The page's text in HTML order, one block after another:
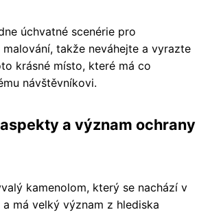
úchvatné scenérie pro
takže neváhejte a vyrazte
krásné místo, které má co
návštěvníkovi.
a význam ochrany
kamenolom, který se nachází v
má velký význam z hlediska